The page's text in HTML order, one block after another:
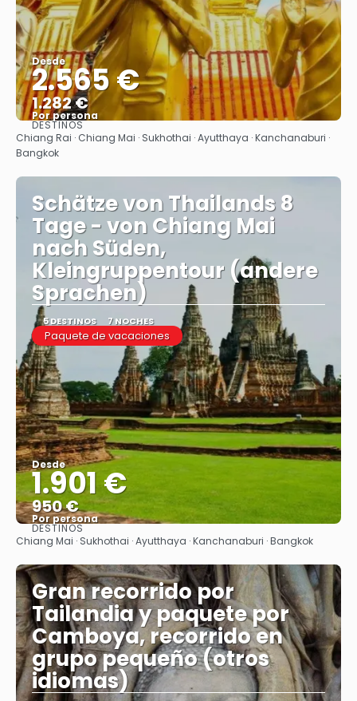
Desde
2.565 €
1.282 €
Por persona
Ver
DESTINOS
Chiang Rai · Chiang Mai · Sukhothai · Ayutthaya · Kanchanaburi ·
Bangkok
Schätze von Thailands 8
Tage - von Chiang Mai
nach Süden,
Kleingruppentour (andere
Sprachen)
5 DESTINOS 7 NOCHES
Paquete de vacaciones
Desde
1.901 €
950 €
Por persona
Ver
DESTINOS
Chiang Mai · Sukhothai · Ayutthaya · Kanchanaburi · Bangkok
Gran recorrido por
Tailandia y paquete por
Camboya, recorrido en
grupo pequeño (otros
idiomas)